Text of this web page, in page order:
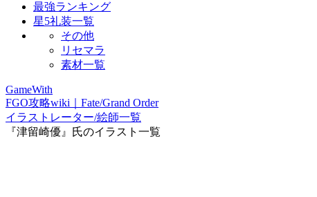
最強ランキング
星5礼装一覧
その他
リセマラ
素材一覧
GameWith
FGO攻略wiki｜Fate/Grand Order
イラストレーター/絵師一覧
『津留崎優』氏のイラスト一覧